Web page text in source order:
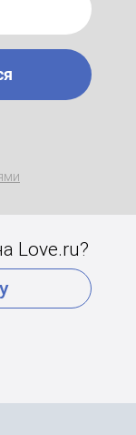
Love.ru?